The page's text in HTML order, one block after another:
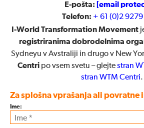
E-pošta: [email
Telefon: + 61 (0)2
I-World Transformation Movement
registriranima dobrodelnima
Sydneyu v Avstraliji in drugo v New
Centripo vsem svetu – glejtestran
stran WTM Centri.
Za splošna vprašanja ali povratne
Ime: